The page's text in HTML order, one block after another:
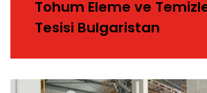
Tohum Eleme ve
Tesisi Bulgaristan